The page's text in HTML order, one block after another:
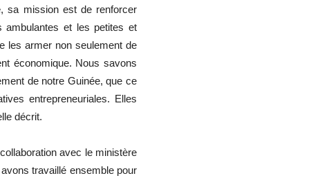
sa mission est de renforcer
ambulantes et les petites et
les armer non seulement de
économique. Nous savons
de notre Guinée, que ce
entrepreneuriales. Elles
décrit.
avec le ministère
travaillé ensemble pour